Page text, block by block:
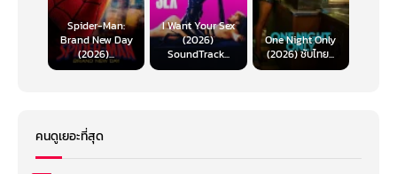
Spider-Man:
Brand New Day
(2026)...
I Want Your Sex
(2026)
SoundTrack...
One Night Only
(2026) ซับไทย...
คนดูเยอะที่สุด